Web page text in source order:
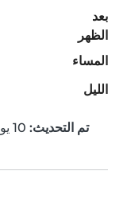
بعد
الظهر
المساء
الليل
تم التحديث: